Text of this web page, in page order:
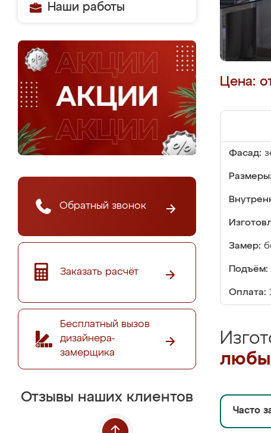
Наши работы
Обратный звонок
Заказать расчёт
Бесплатный вызов
дизайнера-
замерщика
Отзывы наших клиентов
Цена:
Фасад:
Размеры:
Замер:
Подъём:
Оплата:
Часто